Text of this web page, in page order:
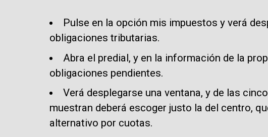
Pulse en la opción mis impuestos y verá
obligaciones tributarias.
Abra el predial, y en la información de la
obligaciones pendientes.
Verá desplegarse una ventana, y de las
muestran deberá escoger justo la del centro,
alternativo por cuotas.